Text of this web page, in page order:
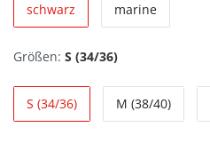
schwarz marine
Größen: S (34/36)
S (34/36) M (38/40)